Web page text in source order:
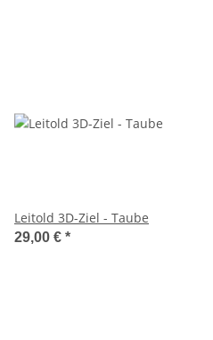
Leitold 3D-Ziel - Taube
29,00 € *